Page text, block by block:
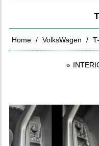
Home VolksWagen